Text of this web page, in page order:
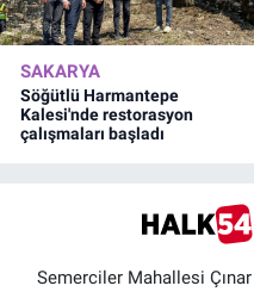
SAKARYA
Söğütlü Harmantepe
Kalesi'nde restorasyon
çalışmaları başladı
Semerciler Mahallesi